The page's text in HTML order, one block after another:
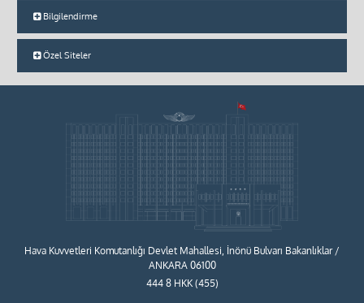
Bilgilendirme
Özel Siteler
Hava Kuvvetleri Komutanlığı Devlet Mahallesi, İnönü Bulvarı Bakanlıklar /
ANKARA 06100
444 8 HKK (455)